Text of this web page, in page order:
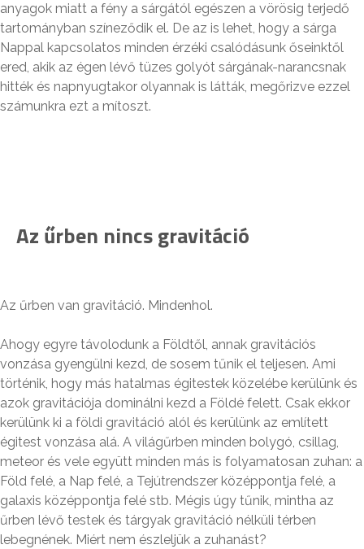
anyagok miatt a fény a sárgától egészen a vörösig terjedő
tartományban színeződik el. De az is lehet, hogy a sárga
Nappal kapcsolatos minden érzéki csalódásunk őseinktől
ered, akik az égen lévő tüzes golyót sárgának-narancsnak
hitték és napnyugtakor olyannak is látták, megőrizve ezzel
számunkra ezt a mítoszt.
Az űrben nincs gravitáció
Az űrben van gravitáció. Mindenhol.
Ahogy egyre távolodunk a Földtől, annak gravitációs
vonzása gyengülni kezd, de sosem tűnik el teljesen. Ami
történik, hogy más hatalmas égitestek közelébe kerülünk és
azok gravitációja dominálni kezd a Földé felett. Csak ekkor
kerülünk ki a földi gravitáció alól és kerülünk az említett
égitest vonzása alá. A világűrben minden bolygó, csillag,
meteor és vele együtt minden más is folyamatosan zuhan: a
Föld felé, a Nap felé, a Tejútrendszer középpontja felé, a
galaxis középpontja felé stb. Mégis úgy tűnik, mintha az
űrben lévő testek és tárgyak gravitáció nélküli térben
lebegnének. Miért nem észleljük a zuhanást?